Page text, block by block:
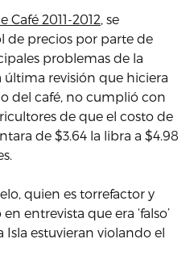
2011-2012, se
de precios por parte de
problemas de la
revisión que hiciera
del café, no cumplió con
de que el costo de
de $3.64 la libra a $4.98
quien es torrefactor y
entrevista que era ‘falso’
Isla estuvieran violando el